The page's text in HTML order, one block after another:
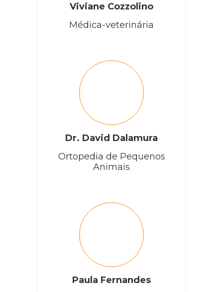
Viviane Cozzolino
Médica-veterinária
Dr. David Dalamura
Ortopedia de Pequenos
Animais
Paula Fernandes